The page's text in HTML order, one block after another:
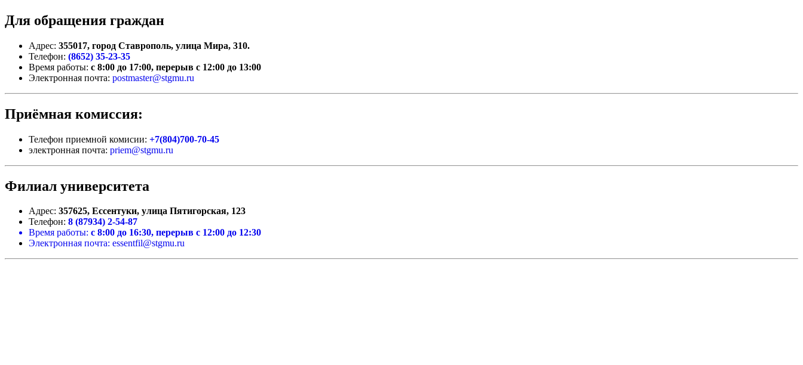
Для обращения граждан
Адрес: 355017, город Ставрополь, улица Мира, 310.
Телефон: (8652) 35-23-35
Время работы: с 8:00 до 17:00, перерыв с 12:00 до 13:00
Электронная почта: postmaster@stgmu.ru
Приёмная комиссия:
Телефон приемной комисии: +7(804)700-70-45
электронная почта: priem@stgmu.ru
Филиал университета
Адрес: 357625, Ессентуки, улица Пятигорская, 123
Телефон: 8 (87934) 2-54-87
Время работы: с 8:00 до 16:30, перерыв с 12:00 до 12:30
Электронная почта: essentfil@stgmu.ru